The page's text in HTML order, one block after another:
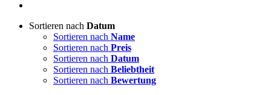
Sortieren nach Datum
Sortieren nach Name
Sortieren nach Preis
Sortieren nach Datum
Sortieren nach Beliebtheit
Sortieren nach Bewertung